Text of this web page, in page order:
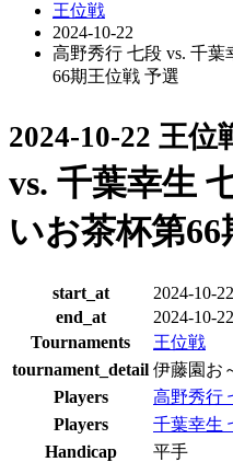
王位戦
2024-10-22
高野秀行 七段 vs. 千
66期王位戦 予選
2024-10-22 王位
vs. 千葉幸生
いお茶杯第
start_at
2024-10-
end_at
2024-10-
Tournaments
王位戦
tournament_detail 伊藤園お
Players
高野秀行
Players
千葉幸生
Handicap
平手